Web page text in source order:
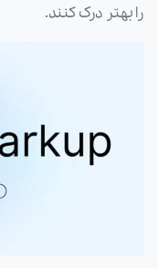
را بهتر درک کنند.